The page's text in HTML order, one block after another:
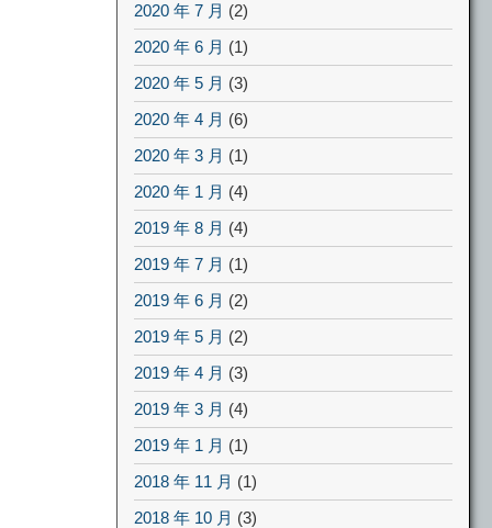
2020 年 7 月 (2)
2020 年 6 月 (1)
2020 年 5 月 (3)
2020 年 4 月 (6)
2020 年 3 月 (1)
2020 年 1 月 (4)
2019 年 8 月 (4)
2019 年 7 月 (1)
2019 年 6 月 (2)
2019 年 5 月 (2)
2019 年 4 月 (3)
2019 年 3 月 (4)
2019 年 1 月 (1)
2018 年 11 月 (1)
2018 年 10 月 (3)